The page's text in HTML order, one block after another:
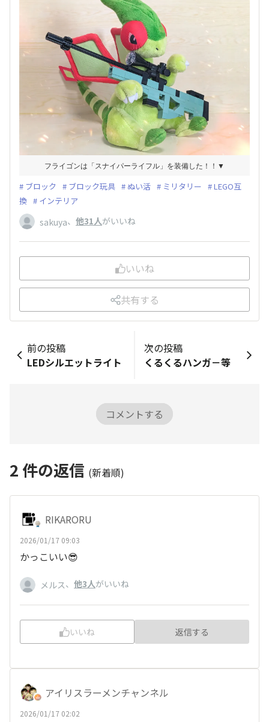
フライゴンは「スナイパーライフル」を装備した！！▼
ブロック ブロック玩具 ぬい活 ミリタリー
LEGO互
換
インテリア
sakuya、 他31人がいいね
いいね
共有する
前の投稿
LEDシルエットライト
次の投稿
くるくるハンガ－等
コメントする
2 件の返信 (新着順)
RIKARORU
2026/01/17 09:03
かっこいい😎
メルス、 他3人がいいね
いいね 返信する
アイリスラーメンチャンネル
2026/01/17 02:02